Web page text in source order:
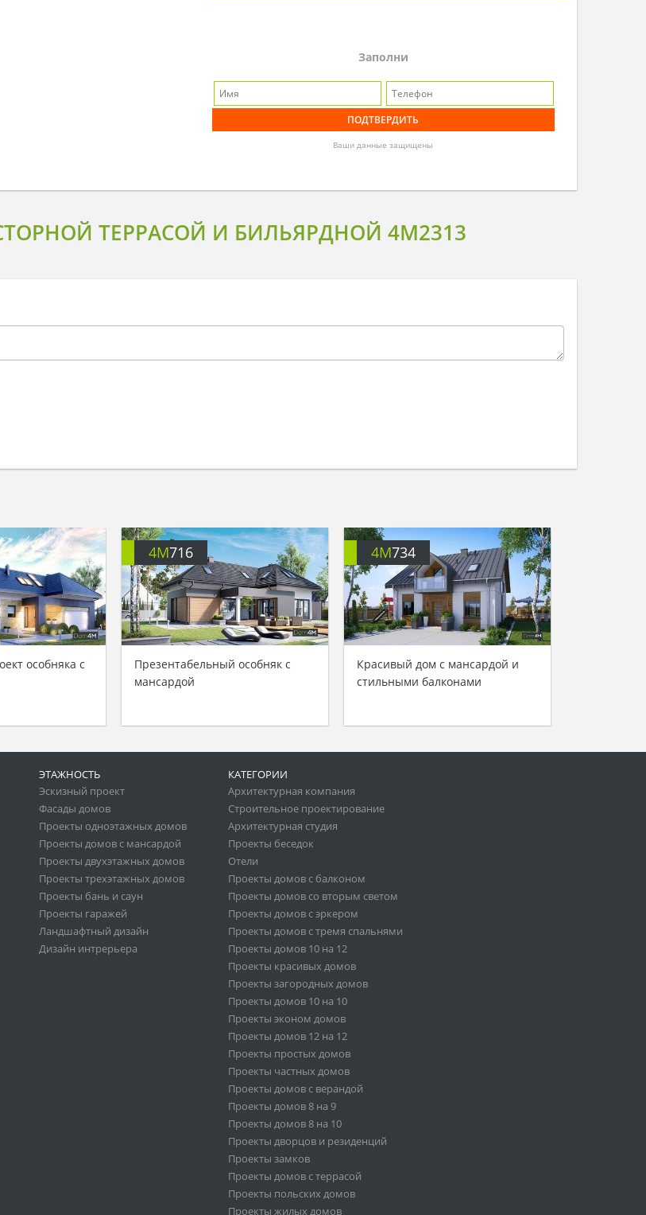
Заполни
Ваши данные защищены
ТЕРРАСОЙ И БИЛЬЯРДНОЙ 4M2313
особняка с
4M716
Презентабельный особняк с
мансардой
4M734
Красивый дом с мансардой и
стильными балконами
ЭТАЖНОСТЬ
Эскизный проект
Фасады домов
Проекты одноэтажных домов
Проекты домов с мансардой
Проекты двухэтажных домов
Проекты трехэтажных домов
Проекты бань и саун
Проекты гаражей
Ландшафтный дизайн
Дизайн интрерьера
КАТЕГОРИИ
Архитектурная компания
Строительное проектирование
Архитектурная студия
Проекты беседок
Отели
Проекты домов с балконом
Проекты домов со вторым светом
Проекты домов с эркером
Проекты домов с тремя спальнями
Проекты домов 10 на 12
Проекты красивых домов
Проекты загородных домов
Проекты домов 10 на 10
Проекты эконом домов
Проекты домов 12 на 12
Проекты простых домов
Проекты частных домов
Проекты домов с верандой
Проекты домов 8 на 9
Проекты домов 8 на 10
Проекты дворцов и резиденций
Проекты замков
Проекты домов с террасой
Проекты польских домов
Проекты жилых домов